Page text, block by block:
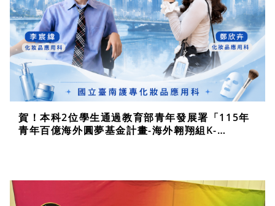
賀！本科2位學生通過教育部青年發展署「115年
青年百億海外圓夢基金計畫-海外翱翔組K-